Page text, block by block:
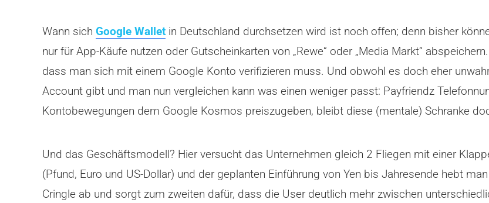
Wann sich Google Wallet in Deutschland durchsetzen wird ist noch offen; denn bisher
nur für App-Käufe nutzen oder Gutscheinkarten von „Rewe“ oder „Media Markt“
dass man sich mit einem Google Konto verifizieren muss. Und obwohl es doch eher
Account gibt und man nun vergleichen kann was einen weniger passt: Payfriendz
Kontobewegungen dem Google Kosmos preiszugeben, bleibt diese (mentale) Schranke
Und das Geschäftsmodell? Hier versucht das Unternehmen gleich 2 Fliegen mit einer
(Pfund, Euro und US-Dollar) und der geplanten Einführung von Yen bis Jahresende hebt
Cringle ab und sorgt zum zweiten dafür, dass die User deutlich mehr zwischen